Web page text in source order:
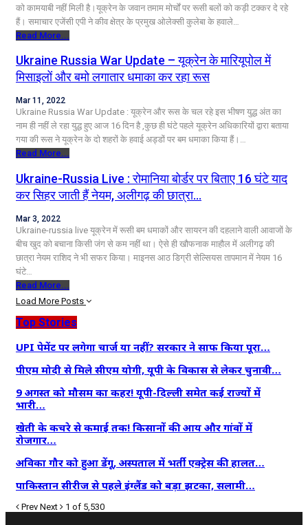
को कामयाबी नहीं मिली है।यूक्रेन के जवान तमाम मोर्चों पर रूसी बलों को कड़ी टक्‍कर दे रहे
हैं। समाचार एजेंसी एपी ने कीव क्षेत्र के प्रमुख ओलेक्सी कुलेबा के हवाले…
Read More...
Ukraine Russia War Update – यूक्रेन के मारियूपोल में
मिसाइलों और बमो लगातार धमाका कर रहा रूस
Mar 11, 2022
Ukraine Russia War Update : यूक्रेन और रूस के चल रहे इस भीषण युद्ध अंत का
नाम ही नहीं ले रहा युद्ध हुए आज 16 दिन है ,कुछ ही घंटे पहले यूक्रेन अधिकारियों द्वारा बताया
गया की रूस ने यूक्रेन के दो शहरों के हवाई अड्डों पर बम धमाका किया हैं।…
Read More...
Ukraine-Russia Live : रोमानिया बोर्डर पर बिताए 16 घंटे याद
कर सिहर जाती हैं नेयम, अलीगढ़ की छात्रा…
Mar 3, 2022
Ukraine-russia live यूक्रेन में रूसी बम धमाकों और सायरन की दहलाने वाली आवाजों के
बीच खुद को बचाना किसी जंग से कम नहीं था। ऐसे ही खौफनाक माहौल में अलीगढ़ की
छात्रा नेयम राशिद ने भी सफर किया। माइनस आठ डिग्री सेल्सियस तापमान में नेयम 16
घंटे…
Read More...
Load More Posts
Top Stories
UPI पेमेंट पर लगेगा चार्ज या नहीं? सरकार ने साफ किया पूरा…
पीएम मोदी से मिले सीएम योगी, यूपी के विकास से लेकर चुनावी…
9 अगस्त को मौसम का कहर! यूपी-दिल्ली समेत कई राज्यों में
भारी…
खेती के कचरे से कमाई तक! किसानों की आय और गांवों में
रोजगार…
अविका गौर को हुआ डेंगू, अस्पताल में भर्ती एक्ट्रेस की हालत…
पाकिस्तान सीरीज से पहले इंग्लैंड को बड़ा झटका, सलामी…
Prev Next 1 of 5,530